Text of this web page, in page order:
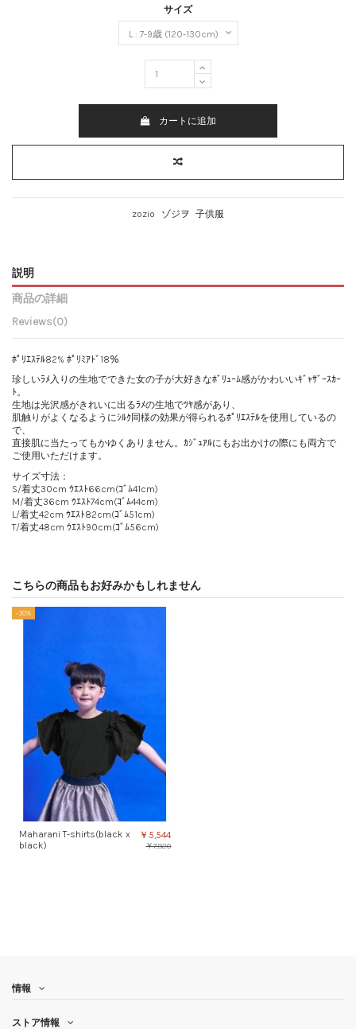
サイズ
カートに追加
zozio ゾジヲ 子供服
説明
商品の詳細
Reviews(0)
ﾎﾟﾘｴｽﾃﾙ82% ﾎﾟﾘﾐｱﾄﾞ18％
珍しいﾗﾒ入りの生地でできた女の子が大好きなﾎﾞﾘｭｰﾑ感がかわいいｷﾞｬｻﾞｰｽｶｰ
ﾄ。
生地は光沢感がきれいに出るﾗﾒの生地でﾂﾔ感があり、
肌触りがよくなるようにｼﾙｸ同様の効果が得られるﾎﾟﾘｴｽﾃﾙを使用しているの
で、
直接肌に当たってもかゆくありません。ｶｼﾞｭｱﾙにもお出かけの際にも両方で
ご使用いただけます。
サイズ寸法：
S/着丈30cm ｳｴｽﾄ66cm(ｺﾞﾑ41cm)
M/着丈36cm ｳｴｽﾄ74cm(ｺﾞﾑ44cm)
L/着丈42cm ｳｴｽﾄ82cm(ｺﾞﾑ51cm)
T/着丈48cm ｳｴｽﾄ90cm(ｺﾞﾑ56cm)
こちらの商品もお好みかもしれません
-30%
Maharani T-shirts(black x
black)
￥5,544
￥7,920
情報
ストア情報